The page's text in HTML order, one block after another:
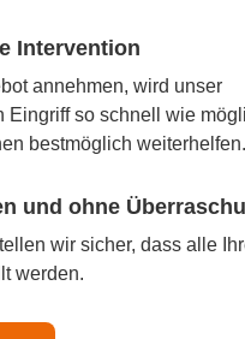
Intervention
annehmen, wird unser
Eingriff so schnell wie
bestmöglich weiterhelfen.
und ohne
wir sicher, dass alle
werden.